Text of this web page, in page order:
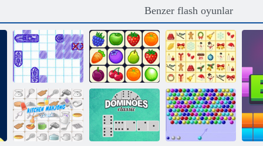
Benzer flash oyunlar
Deniz Savaşı Onet Connect
Kris-Mas
Mahjong